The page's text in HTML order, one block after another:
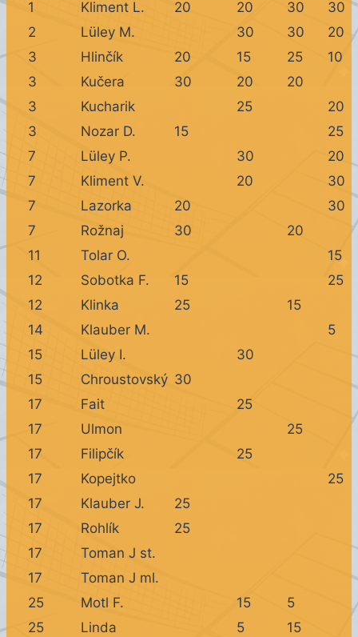
1 Kliment L. 20 20 30
30
2
Lüley M. 30 30
20
3
Hlinčík 20 15 25
10
3
Kučera 30 20
20
3
Kucharik 25
20
3
Nozar D. 15
25
7
Lüley P. 30
20
7
Kliment V. 20
30
7
Lazorka 20
30
7
Rožnaj 30
20
11
Tolar O.
15
12
Sobotka F. 15
25
12
Klinka 25
15
14
Klauber M.
5
15
Lüley I.
30
15
Chroustovský 30
17
Fait
25
17
Ulmon
25
17
Filipčík
25
17
Kopejtko
25
17
Klauber J.
25
17
Rohlík
25
17
Toman J st.
17
Toman J ml.
25
Motl F. 15
5
25
Linda 5
15